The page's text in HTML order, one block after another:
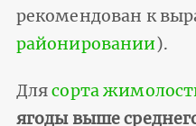
рекомендован к
районировании).
Длясорта
ягоды выше